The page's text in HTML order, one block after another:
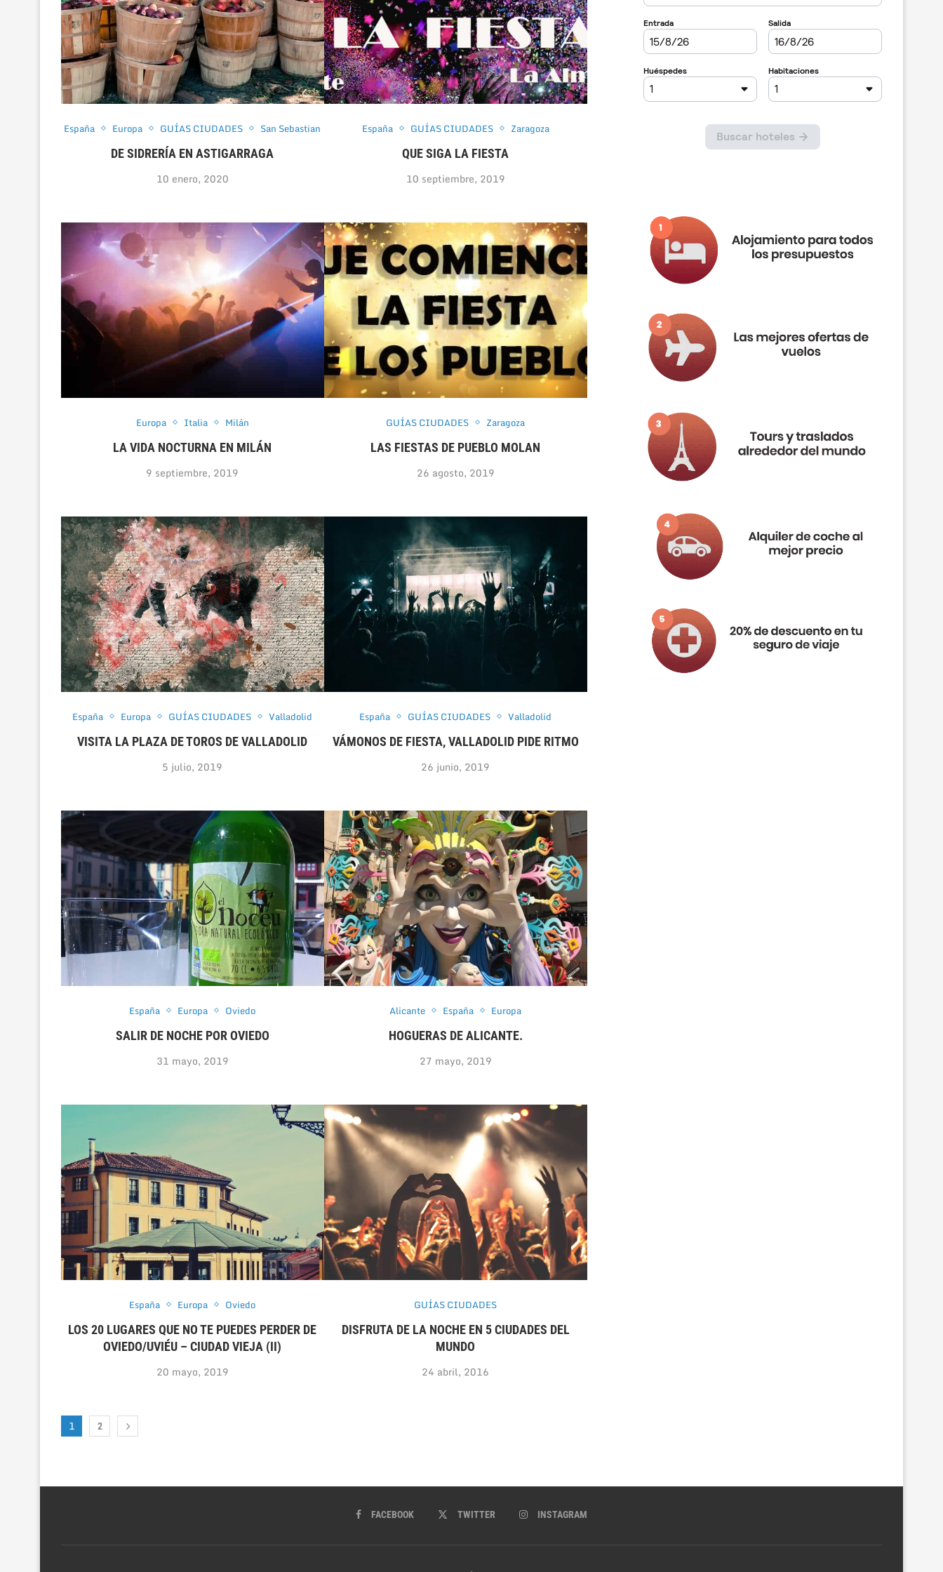
España Europa GUÍAS CIUDADES San Sebastian
DE SIDRERÍA EN ASTIGARRAGA
10 enero, 2020
España GUÍAS CIUDADES Zaragoza
QUE SIGA LA FIESTA
10 septiembre, 2019
Europa Italia Milán
LA VIDA NOCTURNA EN MILÁN
9 septiembre, 2019
GUÍAS CIUDADES Zaragoza
LAS FIESTAS DE PUEBLO MOLAN
26 agosto, 2019
España Europa GUÍAS CIUDADES Valladolid
VISITA LA PLAZA DE TOROS DE VALLADOLID
5 julio, 2019
España GUÍAS CIUDADES Valladolid
VÁMONOS DE FIESTA, VALLADOLID PIDE RITMO
26 junio, 2019
España Europa Oviedo
SALIR DE NOCHE POR OVIEDO
31 mayo, 2019
Alicante España Europa
HOGUERAS DE ALICANTE.
27 mayo, 2019
España Europa Oviedo
LOS 20 LUGARES QUE NO TE PUEDES PERDER DE
OVIEDO/UVIÉU – CIUDAD VIEJA (II)
20 mayo, 2019
GUÍAS CIUDADES
DISFRUTA DE LA NOCHE EN 5 CIUDADES DEL
MUNDO
24 abril, 2016
1 2
FACEBOOK TWITTER INSTAGRAM